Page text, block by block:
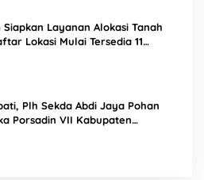
Siapkan Layanan Alokasi Tanah
Lokasi Mulai Tersedia 11
Plh Sekda Abdi Jaya Pohan
Porsadin VII Kabupaten